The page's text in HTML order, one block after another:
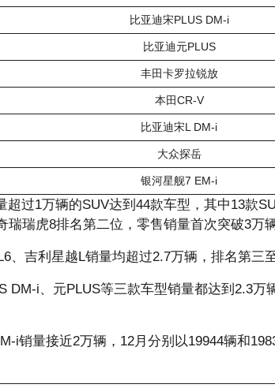
比亚迪宋PLUS DM-i
比亚迪元PLUS
丰田卡罗拉锐放
本田CR-V
比亚迪宋L DM-i
大众探岳
银河星舰7 EM-i
过1万辆的SUV达到44款车型，其中13款
瑞瑞虎8排名第二位，零售销量首次突破3万
、吉利星越L销量均超过2.7万辆，排名第三
DM-i、元PLUS等三款车型销量都达到2.3
i销量接近2万辆，12月分别以19944辆和